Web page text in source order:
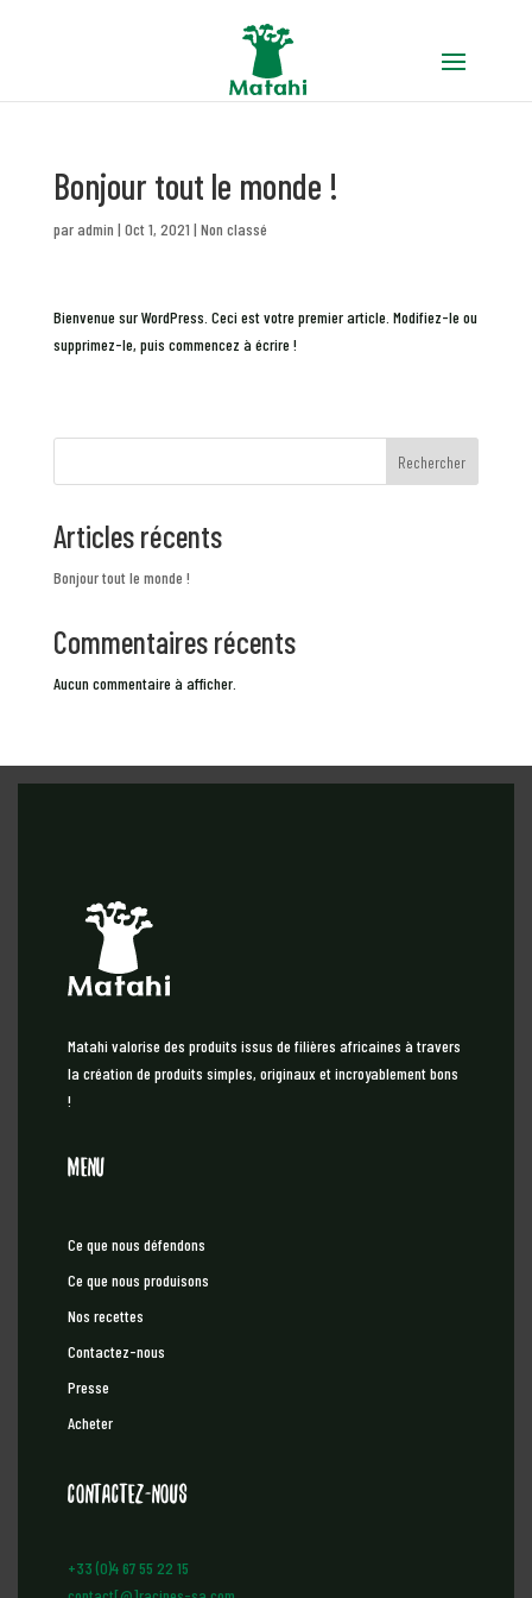
Bonjour tout le monde !
paradmin | Oct 1, 2021 | Non classé
Bienvenue sur WordPress. Ceci est votre premier article. Modifiez-le ou
supprimez-le, puis commencez à écrire !
Rechercher
Articles récents
Bonjour tout le monde !
Commentaires récents
Aucun commentaire à afficher.
Matahi valorise des produits issus de filières africaines à travers
la création de produits simples, originaux et incroyablement bons
!
Menu
Ce que nous défendons
Ce que nous produisons
Nos recettes
Contactez-nous
Presse
Acheter
Contactez-nous
+33 (0)4 67 55 22 15